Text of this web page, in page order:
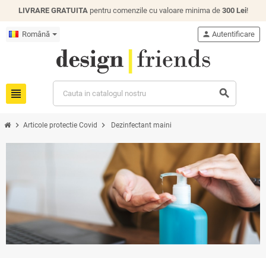
LIVRARE GRATUITApentru comenzile cu valoare minima de 300 Lei!
Română
view_headline search
person Autentificare
chevron_right Articole protectie Covid chevron_right Dezinfectant maini